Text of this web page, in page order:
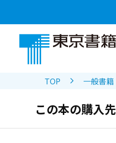
TOP 一般書籍
この本の購入先